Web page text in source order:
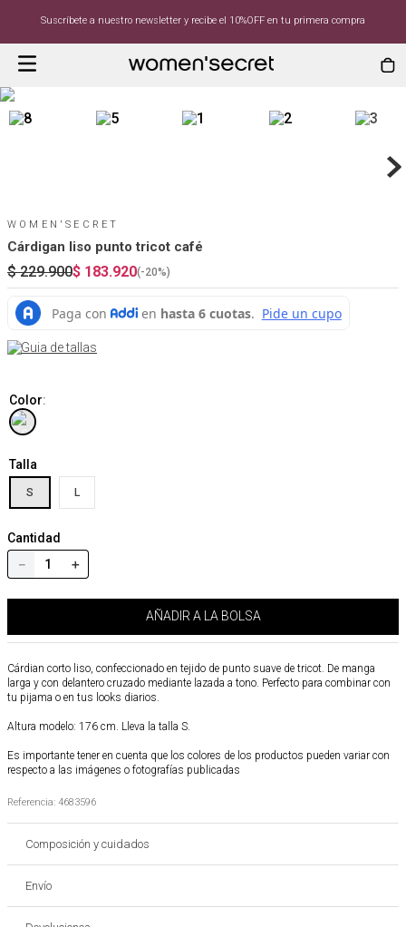
Suscríbete a nuestro newsletter y recibe el 10%OFF en tu primera compra
WOMEN'SECRET
Cárdigan liso punto tricot café
$ 229.900$ 183.920(-20%)
Guia de tallas
Color:
Talla
S L
Cantidad
＋
－
AÑADIR A LA BOLSA
Cárdian corto liso, confeccionado en tejido de punto suave de tricot. De manga
larga y con delantero cruzado mediante lazada a tono. Perfecto para combinar con
tu pijama o en tus looks diarios.
Altura modelo: 176 cm. Lleva la talla S.
Es importante tener en cuenta que los colores de los productos pueden variar con
respecto a las imágenes o fotografías publicadas
Referencia: 4683596
Composición y cuidados
Envío